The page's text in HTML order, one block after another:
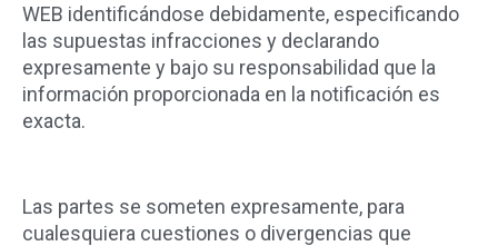
WEB identificándose debidamente, especificando
las supuestas infracciones y declarando
expresamente y bajo su responsabilidad que la
información proporcionada en la notificación es
exacta.
Las partes se someten expresamente, para
cualesquiera cuestiones o divergencias que